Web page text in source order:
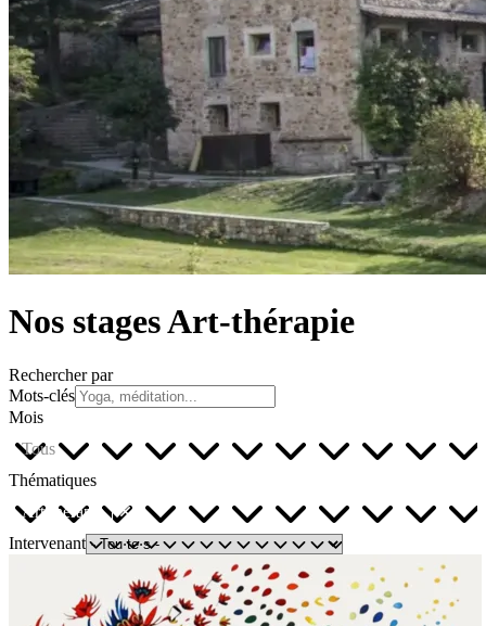
Nos stages Art-thérapie
Rechercher par
Mots-clés
Mois
Tous
Thématiques
Art-thérapie
Intervenant